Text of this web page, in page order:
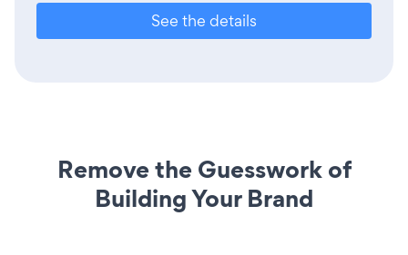
See the details
Remove the Guesswork of
Building Your Brand